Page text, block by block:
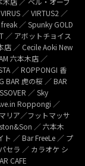
／ VIRTUS2 ／
／ Spunky GOLD
／ アボットチョイス
店 ／ Cecile Aoki New
六本木店 ／
／ ROPPONGI 香
BAR 虎の桜 ／ BAR
／ Sky
Roppongi ／
リア／フットマッサ
／ 六本木
ト ／ Bar FreeLe ／ プ
セラ ／ カラオケ シ
CAFE